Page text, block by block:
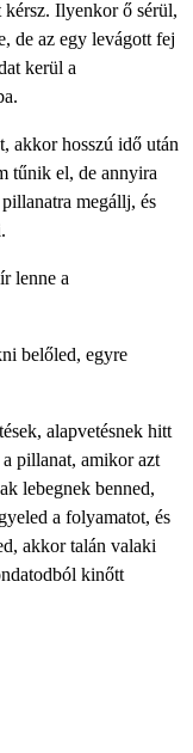
kérsz. Ilyenkor ő sérül,
de az egy levágott fej
kerül a
akkor hosszú idő után
tűnik el, de annyira
megállj, és
lenne a
belőled, egyre
alapvetésnek hitt
pillanat, amikor azt
lebegnek benned,
a folyamatot, és
akkor talán valaki
kinőtt